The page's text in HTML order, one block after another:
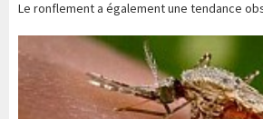
Le ronflement a également une tendance